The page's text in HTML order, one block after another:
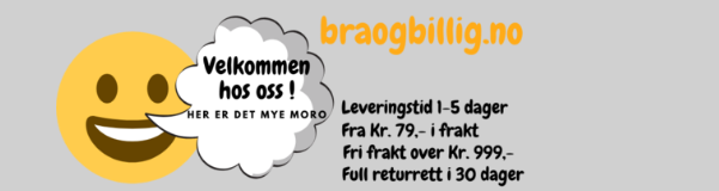
innholdet